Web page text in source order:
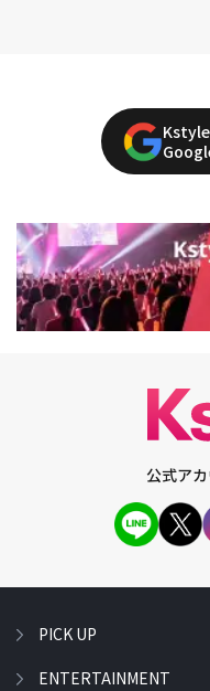
公式ア
PICK UP
ENTERTAINMENT